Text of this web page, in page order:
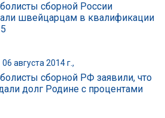
сборной России
швейцарцам в квалификации
06 августа 2014 г.,
сборной РФ заявили, что
долг Родине с процентами